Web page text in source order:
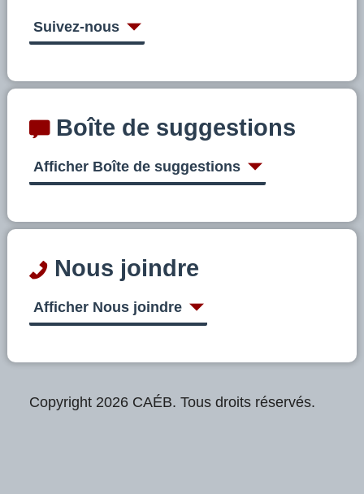
Suivez-nous
Boîte de suggestions
Afficher Boîte de suggestions
Nous joindre
Afficher Nous joindre
Copyright 2026 CAÉB. Tous droits réservés.